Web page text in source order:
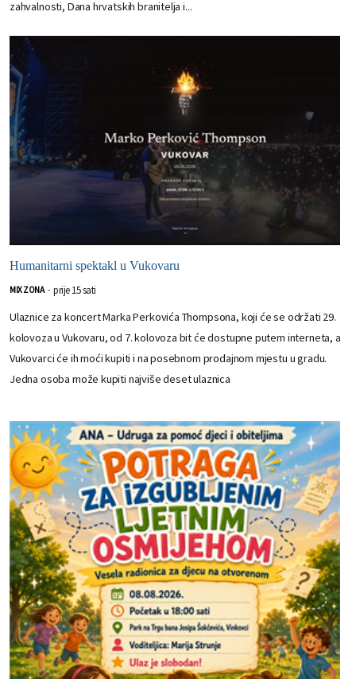
zahvalnosti, Dana hrvatskih branitelja i...
Humanitarni spektakl u Vukovaru
MIX ZONA - prije 15 sati
Ulaznice za koncert Marka Perkovića Thompsona, koji će se održati 29.
kolovoza u Vukovaru, od 7. kolovoza bit će dostupne putem interneta, a
Vukovarci će ih moći kupiti i na posebnom prodajnom mjestu u gradu.
Jedna osoba može kupiti najviše deset ulaznica